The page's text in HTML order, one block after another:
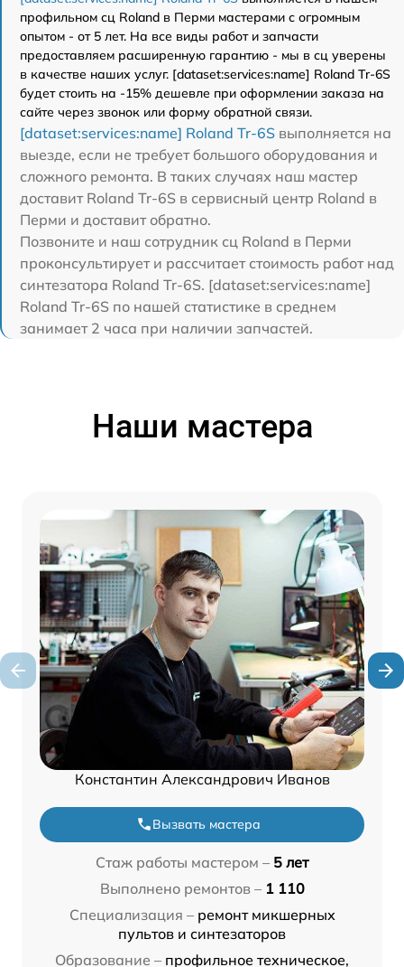
профильном сц Roland в Перми мастерами с огромным
опытом - от 5 лет. На все виды работ и запчасти
предоставляем расширенную гарантию - мы в сц уверены
в качестве наших услуг. [dataset:services:name] Roland Tr-6S
будет стоить на -15% дешевле при оформлении заказа на
сайте через звонок или форму обратной связи.
[dataset:services:name] Roland Tr-6S выполняется на
выезде, если не требует большого оборудования и
сложного ремонта. В таких случаях наш мастер
доставит Roland Tr-6S в сервисный центр Roland в
Перми и доставит обратно.
Позвоните и наш сотрудник сц Roland в Перми
проконсультирует и рассчитает стоимость работ над
синтезатора Roland Tr-6S. [dataset:services:name]
Roland Tr-6S по нашей статистике в среднем
занимает 2 часа при наличии запчастей.
Наши мастера
Константин Александрович Иванов
Вызвать мастера
Стаж работы мастером – 5 лет
Выполнено ремонтов – 1 110
Специализация – ремонт микшерных
пультов и синтезаторов
Образование – профильное техническое,